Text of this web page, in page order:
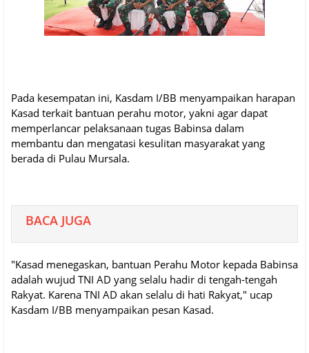
Pada kesempatan ini, Kasdam I/BB menyampaikan harapan
Kasad terkait bantuan perahu motor, yakni agar dapat
memperlancar pelaksanaan tugas Babinsa dalam
membantu dan mengatasi kesulitan masyarakat yang
berada di Pulau Mursala.
BACA JUGA
"Kasad menegaskan, bantuan Perahu Motor kepada Babinsa
adalah wujud TNI AD yang selalu hadir di tengah-tengah
Rakyat. Karena TNI AD akan selalu di hati Rakyat," ucap
Kasdam I/BB menyampaikan pesan Kasad.